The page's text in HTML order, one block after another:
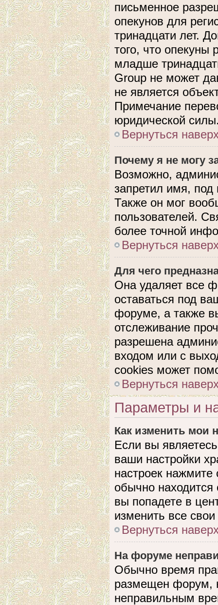
письменное
опекунов для
тринадцати лет.
того, что опекуны
младше
Group не может
не является
Примечание
юридической
Вернуться
Почему я не могу
Возможно,
запретил имя, под
Также он мог
пользователей.
более точной
Вернуться
Для чего
Она удаляет все
оставаться под
форуме, а также
отслеживание
разрешена
входом или с
cookies может
Вернуться
Параметры и
Как изменить мои
Если вы
ваши настройки
настроек нажмите
обычно
вы попадете в
изменить все свои
Вернуться
На форуме
Обычно время
размещен форум,
неправильным